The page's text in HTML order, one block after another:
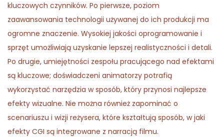
kluczowych czynników. Po pierwsze, poziom
zaawansowania technologii używanej do ich produkcji ma
ogromne znaczenie. Wysokiej jakości oprogramowanie i
sprzęt umożliwiają uzyskanie lepszej realistyczności i detali.
Po drugie, umiejętności zespołu pracującego nad efektami
są kluczowe; doświadczeni animatorzy potrafią
wykorzystać narzędzia w sposób, który przynosi najlepsze
efekty wizualne. Nie można również zapominać o
scenariuszu i wizji reżysera, które kształtują sposób, w jaki
efekty CGI są integrowane z narracją filmu.